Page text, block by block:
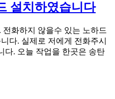
설치하였습니다
화하지 않을수 있는 노하드
다. 실제로 저에게 전화주시
다. 오늘 작업을 한곳은 송탄